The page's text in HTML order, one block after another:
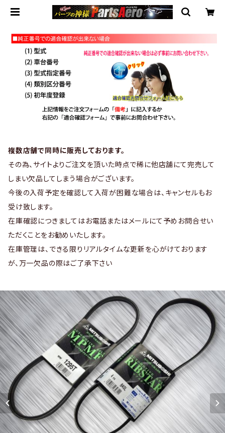
複数店舗で同時に販売しております。
その為、サイトよりご注文を頂いた時点で稀に他店舗にて完売して
しまい欠品してしまう場合がございます。
今後の入荷予定を確認して入荷が困難な場合は、キャンセルもお
受け致します。
在庫確認につきましてはお電話またはメールにて予めお問合せい
ただくことをお勧めいたします。
在庫管理は、できる限りリアルタイムな更新を心がけております
が、万一欠品の際はご了承下さい